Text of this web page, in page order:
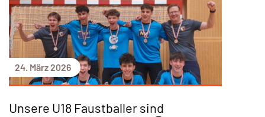
24. März 2026
Unsere U18 Faustballer sind